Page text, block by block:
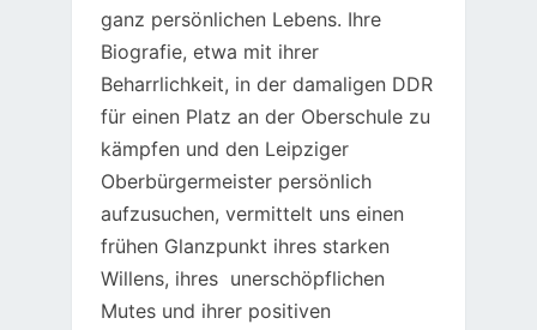
ganz persönlichen Lebens. Ihre
Biografie, etwa mit ihrer
Beharrlichkeit, in der damaligen DDR
für einen Platz an der Oberschule zu
kämpfen und den Leipziger
Oberbürgermeister persönlich
aufzusuchen, vermittelt uns einen
frühen Glanzpunkt ihres starken
Willens, ihres unerschöpflichen
Mutes und ihrer positiven